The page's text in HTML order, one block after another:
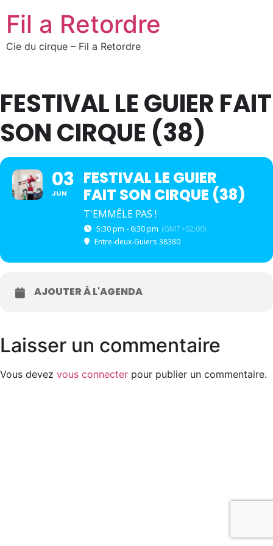
Fil a Retordre
Cie du cirque – Fil a Retordre
FESTIVAL LE GUIER FAIT
SON CIRQUE (38)
03
JUN
FESTIVAL LE GUIER
FAIT SON CIRQUE (38)
T'EMMÊLE PAS !
5:30 pm - 6:30 pm (GMT+02:00)
Entre-deux-Guiers 38380
AJOUTER À L'AGENDA
Laisser un commentaire
Vous devez vous connecter pour publier un commentaire.